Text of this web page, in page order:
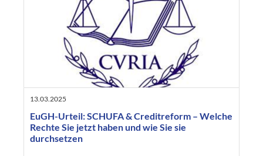
13.03.2025
EuGH-Urteil: SCHUFA & Creditreform – Welche
Rechte Sie jetzt haben und wie Sie sie
durchsetzen